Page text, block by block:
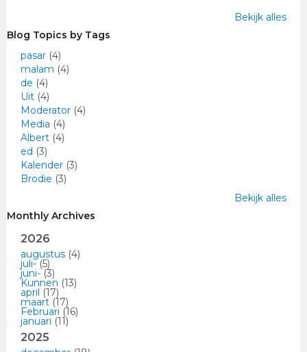
Bekijk alles
Blog Topics by Tags
pasar (4)
malam (4)
de (4)
Uit (4)
Moderator (4)
Media (4)
Albert (4)
ed (3)
Kalender (3)
Brodie (3)
Bekijk alles
Monthly Archives
2026
augustus (4)
juli-(5)
juni-(3)
Kunnen (13)
april (17)
maart (17)
Februari (16)
januari (11)
2025